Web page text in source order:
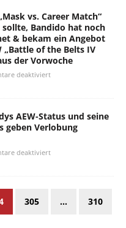
vs. Career Match“
Bandido hat noch
& bekam ein Angebot
„Battle of the Belts IV
der Vorwoche
deaktiviert
AEW-Status und seine
geben Verlobung
deaktiviert
305 … 310